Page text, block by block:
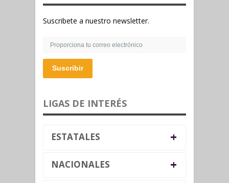
Suscribete a nuestro newsletter.
Suscribir
LIGAS DE INTERÉS
ESTATALES +
NACIONALES +